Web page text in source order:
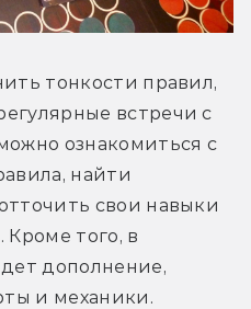
тонкости правил,
встречи с
ознакомиться с
найти
свои навыки
Кроме того, в
дополнение,
и механики.